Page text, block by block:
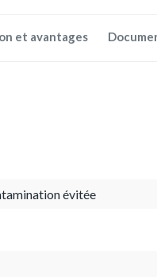
et avantages
évitée